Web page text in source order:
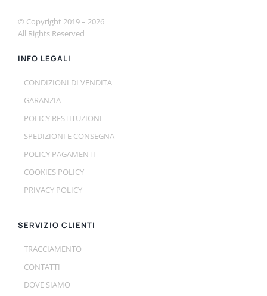
© Copyright 2019 – 2026
All Rights Reserved
INFO LEGALI
CONDIZIONI DI VENDITA
GARANZIA
POLICY RESTITUZIONI
SPEDIZIONI E CONSEGNA
POLICY PAGAMENTI
COOKIES POLICY
PRIVACY POLICY
SERVIZIO CLIENTI
TRACCIAMENTO
CONTATTI
DOVE SIAMO